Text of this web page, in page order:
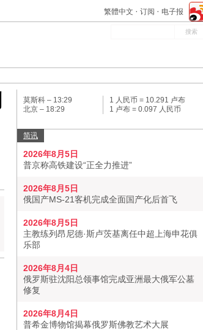
繁體中文 订阅 电子报
莫斯科 – 13:29
北京 – 18:29
1 人民币 = 10.291 卢布
1 卢布 = 0.097 人民币
简讯
2026年8月5日
普京称高铁建设“正全力推进”
2026年8月5日
俄国产MS-21客机完成全面国产化后首飞
2026年8月5日
主教练列昂尼德·斯卢茨基离任中超上海申花俱
乐部
2026年8月4日
俄罗斯驻沈阳总领事馆完成亚洲最大俄军公墓
修复
2026年8月4日
普希金博物馆揭幕俄罗斯佛教艺术大展